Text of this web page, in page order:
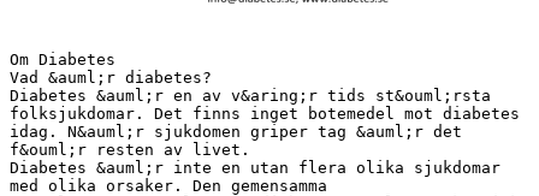
Om Diabetes
Vad &auml;r diabetes?
Diabetes &auml;r en av v&aring;r tids st&ouml;rsta
folksjukdomar. Det finns inget botemedel mot diabetes
idag. N&auml;r sjukdomen griper tag &auml;r det
f&ouml;r resten av livet.
Diabetes &auml;r inte en utan flera olika sjukdomar
med olika orsaker. Den gemensamma